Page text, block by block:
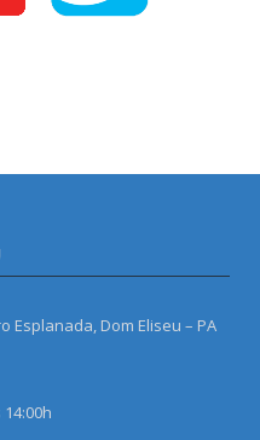
Esplanada, Dom Eliseu – PA